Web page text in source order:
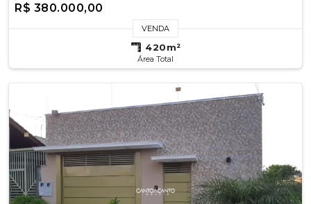
R$ 380.000,00
VENDA
420m²
Área Total